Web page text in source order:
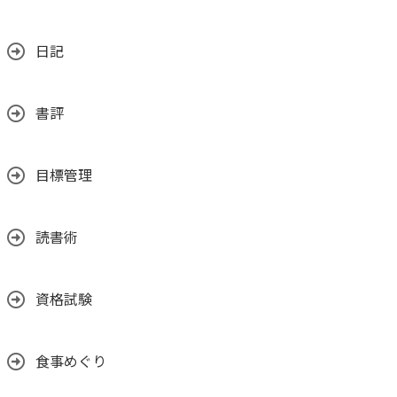
日記
書評
目標管理
読書術
資格試験
食事めぐり